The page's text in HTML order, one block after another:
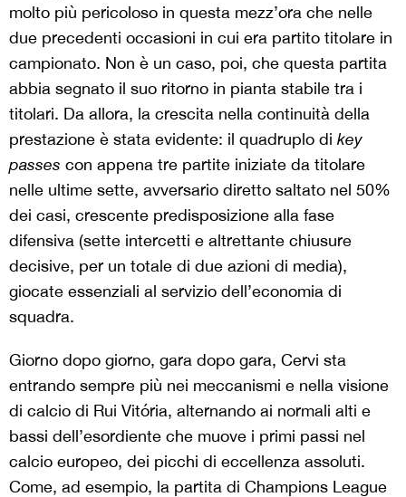
molto più pericoloso in questa mezz’ora che nelle
due precedenti occasioni in cui era partito titolare in
campionato. Non è un caso, poi, che questa partita
abbia segnato il suo ritorno in pianta stabile tra i
titolari. Da allora, la crescita nella continuità della
prestazione è stata evidente: il quadruplo di key
passes con appena tre partite iniziate da titolare
nelle ultime sette, avversario diretto saltato nel 50%
dei casi, crescente predisposizione alla fase
difensiva (sette intercetti e altrettante chiusure
decisive, per un totale di due azioni di media),
giocate essenziali al servizio dell’economia di
squadra.
Giorno dopo giorno, gara dopo gara, Cervi sta
entrando sempre più nei meccanismi e nella visione
di calcio di Rui Vitória, alternando ai normali alti e
bassi dell’esordiente che muove i primi passi nel
calcio europeo, dei picchi di eccellenza assoluti.
Come, ad esempio, la partita di Champions League